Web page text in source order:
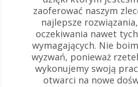
zaoferować naszym
najlepsze
oczekiwania nawet
wymagających. Nie
wyzwań, ponieważ
wykonujemy swoją
otwarci na nowe